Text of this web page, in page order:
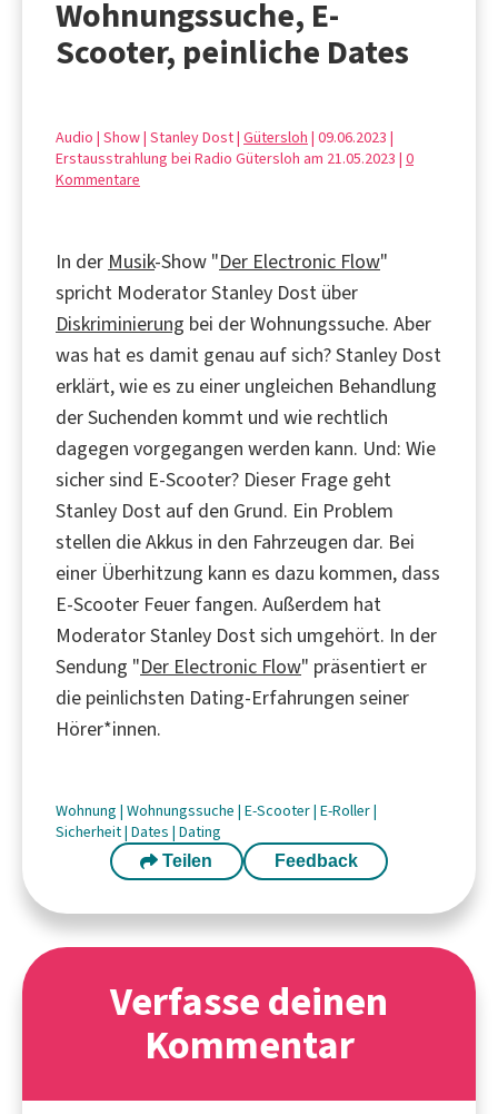
Wohnungssuche, E-
Scooter, peinliche Dates
Audio | Show | Stanley Dost | Gütersloh | 09.06.2023 |
Erstausstrahlung bei Radio Gütersloh am 21.05.2023 | 0
Kommentare
In der Musik-Show "Der Electronic Flow"
spricht Moderator Stanley Dost über
Diskriminierung bei der Wohnungssuche. Aber
was hat es damit genau auf sich? Stanley Dost
erklärt, wie es zu einer ungleichen Behandlung
der Suchenden kommt und wie rechtlich
dagegen vorgegangen werden kann. Und: Wie
sicher sind E-Scooter? Dieser Frage geht
Stanley Dost auf den Grund. Ein Problem
stellen die Akkus in den Fahrzeugen dar. Bei
einer Überhitzung kann es dazu kommen, dass
E-Scooter Feuer fangen. Außerdem hat
Moderator Stanley Dost sich umgehört. In der
Sendung "Der Electronic Flow" präsentiert er
die peinlichsten Dating-Erfahrungen seiner
Hörer*innen.
Wohnung | Wohnungssuche | E-Scooter| E-Roller|
Sicherheit| Dates | Dating
Teilen Feedback
Verfasse deinen
Kommentar